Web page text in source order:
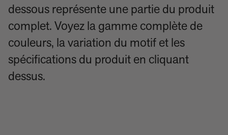
dessous représente une partie du produit
complet. Voyez la gamme complète de
couleurs, la variation du motif et les
spécifications du produit en cliquant
dessus.